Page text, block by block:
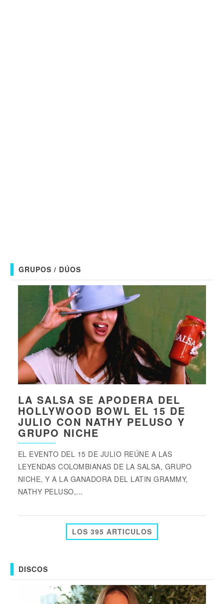
GRUPOS / DÚOS
LA SALSA SE APODERA DEL
HOLLYWOOD BOWL EL 15 DE
JULIO CON NATHY PELUSO Y
GRUPO NICHE
EL EVENTO DEL 15 DE JULIO REÚNE A LAS
LEYENDAS COLOMBIANAS DE LA SALSA, GRUPO
NICHE, Y A LA GANADORA DEL LATIN GRAMMY,
NATHY PELUSO,...
LOS 395 ARTICULOS
DISCOS